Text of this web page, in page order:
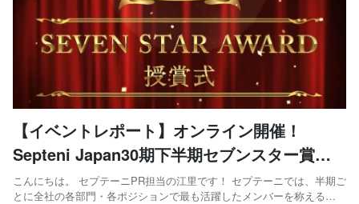
【イベントレポート】オンライン開催！
Septeni Japan30期下半期セブンスター賞表
彰式
こんにちは。 セプテーニPR担当の江里です！ セプテーニでは、半期ご
とに全社の各部門・各ポジションで最も活躍したメンバーを称える